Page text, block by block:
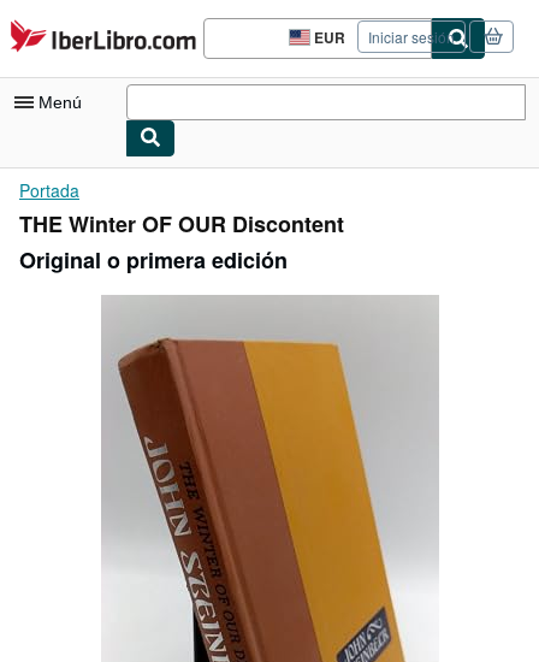
Pasar al contenido principal
IberLibro.com EUR
Preferencias
de
del
Iniciar sesión
Menú
Mi cuenta
Consultar mis pedidos
Búsqueda avanzada
Libros antiguos
Arte y coleccionismo
Comenzar a vender
CERRAR
Portada
THE Winter OF OUR Discontent
Original o primera edición